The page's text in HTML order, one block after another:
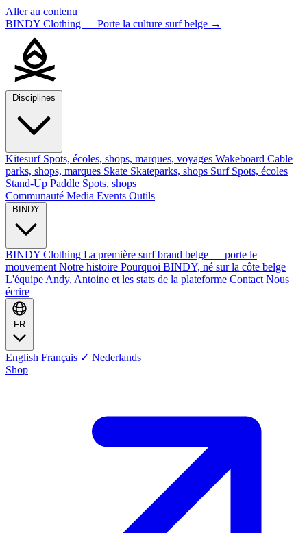
Aller au contenu
BINDY Clothing — Porte la culture surf belge →
Kitesurf Spots, écoles, shops, marques, voyages Wakeboard Cable
parks, shops, marques Skate Skateparks, shops Surf Spots, écoles
Stand-Up Paddle Spots, shops
Communauté Media Events Outils
BINDY Clothing La première surf brand belge — porte le
mouvement Notre histoire Pourquoi BINDY, né sur la côte belge
L'équipe Andy, Antoine et les stats de la plateforme Contact Nous
écrire
English Français ✓ Nederlands
Shop